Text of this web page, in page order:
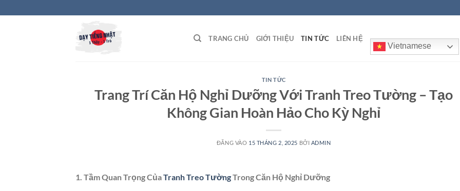
qua
TRANG CHỦ GIỚI THIỆU TIN TỨC LIÊN HỆ
Vietnamese
TIN TỨC
Trang Trí Căn Hộ Nghỉ Dưỡng Với Tranh Treo Tường – Tạo
Không Gian Hoàn Hảo Cho Kỳ Nghỉ
ĐĂNG VÀO 15 THÁNG 2, 2025 BỞI ADMIN
1. Tầm Quan Trọng CủaTranh Treo TườngTrong Căn Hộ Nghỉ Dưỡng